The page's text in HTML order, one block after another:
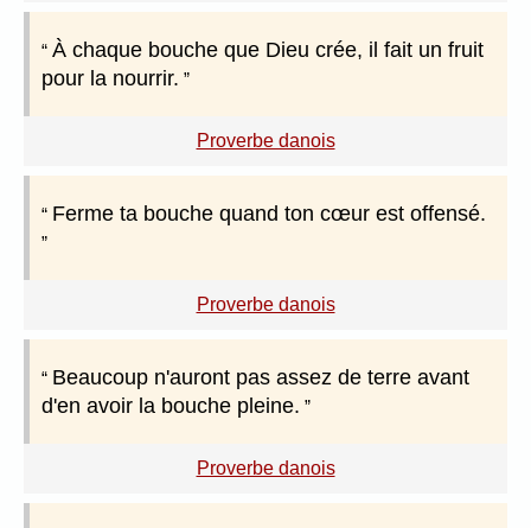
À chaque bouche que Dieu crée, il fait un fruit
pour la nourrir.
Proverbe danois
Ferme ta bouche quand ton cœur est offensé.
Proverbe danois
Beaucoup n'auront pas assez de terre avant
d'en avoir la bouche pleine.
Proverbe danois